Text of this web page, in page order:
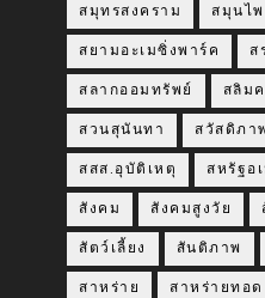
สมุทรสงคราม สมุนไ
สยามอะเมซิ่งพาร์ค ส
สลากออมทรัพย์ สลิม
สวนสุนันทา สวัสดิภาพ
สสส.อุบัติเหตุ สหรัฐอ
สังคม สังคมสูงวัย
สัตว์เลี้ยง สันติภาพ
สาหร่าย สาหร่ายทอด